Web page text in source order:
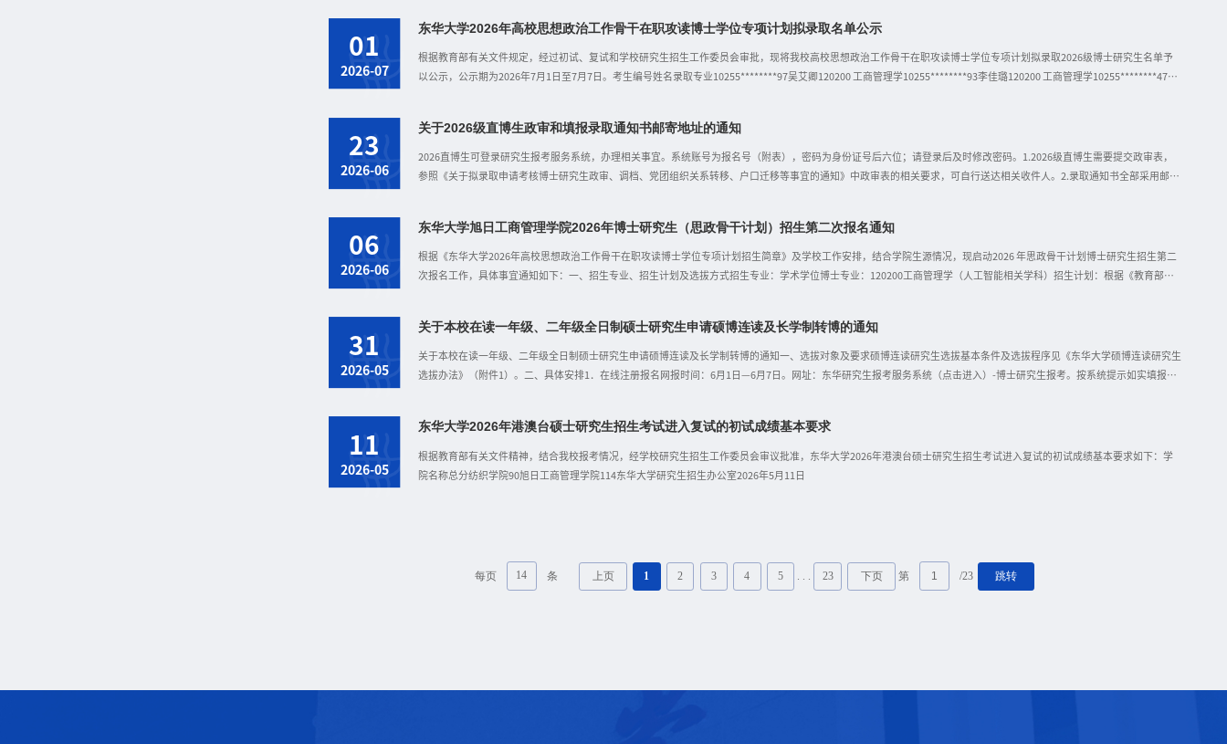
大厅登录初始密码为身份证号码。2.硕博连读（长学制转博）学生学制自硕士入学时间开始计算。
01
2026-07
东华大学2026年高校思想政治工作骨干在职攻读博士学位专项计划拟录取名单公示
根据教育部有关文件规定，经过初试、复试和学校研究生招生工作委员会审批，现将我校高校思想政治工作骨干在职攻读博士学位专项计划拟录取2026级博士研究生名单予
以公示，公示期为2026年7月1日至7月7日。考生编号姓名录取专业10255********97吴艾卿120200 工商管理学10255********93李佳璐120200 工商管理学10255********47沈
67792430、021－62373355传真：021－67792458邮箱：gs@dhu.edu.cn东华大学纪委办公室、监察处电话：021－67792259（不用于招生咨询）东华大学研究生招生办公
室2026年7月1日
23
2026-06
关于2026级直博生政审和填报录取通知书邮寄地址的通知
2026直博生可登录研究生报考服务系统，办理相关事宜。系统账号为报名号（附表），密码为身份证号后六位；请登录后及时修改密码。1.2026级直博生需要提交政审表，
参照《关于拟录取申请考核博士研究生政审、调档、党团组织关系转移、户口迁移等事宜的通知》中政审表的相关要求，可自行送达相关收件人。2.录取通知书全部采用邮寄
20262400001常亚楠纺织学院20262400022任洪雨纺织学院20262400025黄咏琪纺织学院20262400040陈梓茵纺织学院20262400031刘梁越纺织学院20262400053唐煊凯纺织
学院20262400012陈艺卓纺织学院20262400052朱维明纺织学院20262400013徐祺荣材料科学与工程学院20262400033赵奕材
06
2026-06
东华大学旭日工商管理学院2026年博士研究生（思政骨干计划）招生第二次报名通知
根据《东华大学2026年高校思想政治工作骨干在职攻读博士学位专项计划招生简章》及学校工作安排，结合学院生源情况，现启动2026 年思政骨干计划博士研究生招生第二
次报名工作，具体事宜通知如下：一、招生专业、招生计划及选拔方式招生专业：学术学位博士专业：120200工商管理学（人工智能相关学科）招生计划：根据《教育部办
根据第一轮复试结果，第二轮报名的生源要求为非本校生源，岗位要求为专职辅导员。三、报名安排报名时间：2026年6 月7日9:00 至6月11日12:00（逾期系统关闭，不予补
报）；报名平台：东华大学研究生报考服务系统（https://yzbm.dhu.edu.cn）；报名费：250元/人，费用一经缴纳不予退还，
31
2026-05
关于本校在读一年级、二年级全日制硕士研究生申请硕博连读及长学制转博的通知
关于本校在读一年级、二年级全日制硕士研究生申请硕博连读及长学制转博的通知一、选拔对象及要求硕博连读研究生选拔基本条件及选拔程序见《东华大学硕博连读研究生
选拔办法》（附件1）。二、具体安排1．在线注册报名网报时间：6月1日—6月7日。网址：东华研究生报考服务系统（点击进入）-博士研究生报考。按系统提示如实填报个
学科专业的教授（或相当专业技术职称的专家）填写。（2）英语水平成绩证明（3）硕士期间成绩单（4）公开发表的学术论文、专利、专著等科研成果；在学习（工作）中
的获奖证书（5）本科学历学位材料：毕业证书或学信网出具的《教育部学历证书电子注册备案表》；学位证书或学信网出具的《中国高等教育学位在线验证报告》3.提交纸
质材料纸质材料提交报考学院时间：6月9日前。申请人在《报考登记表》签名并送
11
2026-05
东华大学2026年港澳台硕士研究生招生考试进入复试的初试成绩基本要求
根据教育部有关文件精神，结合我校报考情况，经学校研究生招生工作委员会审议批准，东华大学2026年港澳台硕士研究生招生考试进入复试的初试成绩基本要求如下：学
院名称总分纺织学院90旭日工商管理学院114东华大学研究生招生办公室2026年5月11日
每页 14 条 上页 1 2 3 4 5 . . . 23 下页 第 /23 跳转